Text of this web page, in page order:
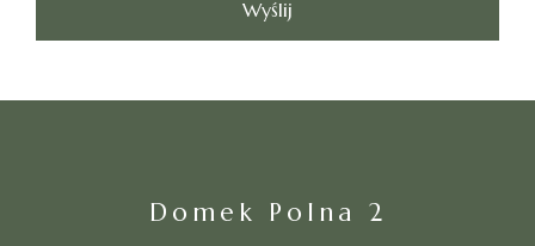
Domek Polna 2